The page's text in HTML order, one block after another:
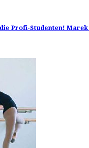
Profi-Studenten!